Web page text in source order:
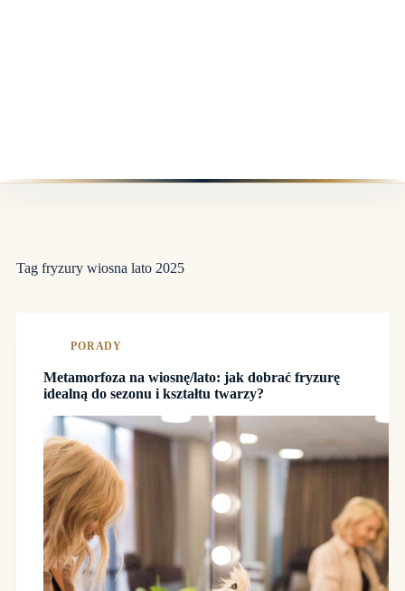
Tag fryzury wiosna lato 2025
PORADY
Metamorfoza na wiosnę/lato: jak dobrać fryzurę
idealną do sezonu i kształtu twarzy?